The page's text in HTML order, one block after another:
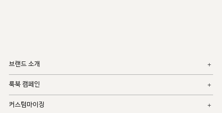
브랜드 소개
룩북 캠페인
커스텀마이징